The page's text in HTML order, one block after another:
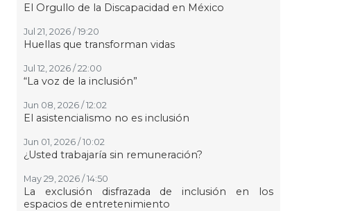
El Orgullo de la Discapacidad en México
Jul 21, 2026 / 19:20
Huellas que transforman vidas
Jul 12, 2026 / 22:00
“La voz de la inclusión”
Jun 08, 2026 / 12:02
El asistencialismo no es inclusión
Jun 01, 2026 / 10:02
¿Usted trabajaría sin remuneración?
May 29, 2026 / 14:50
La exclusión disfrazada de inclusión en los
espacios de entretenimiento